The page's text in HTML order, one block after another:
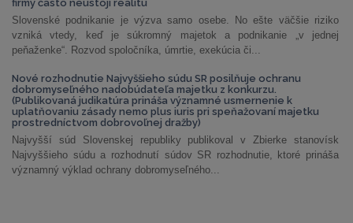
firmy často neustojí realitu
Slovenské podnikanie je výzva samo osebe. No ešte väčšie riziko
vzniká vtedy, keď je súkromný majetok a podnikanie „v jednej
peňaženke“. Rozvod spoločníka, úmrtie, exekúcia či...
Nové rozhodnutie Najvyššieho súdu SR posilňuje ochranu
dobromyseľného nadobúdateľa majetku z konkurzu.
(Publikovaná judikatúra prináša významné usmernenie k
uplatňovaniu zásady nemo plus iuris pri speňažovaní majetku
prostredníctvom dobrovoľnej dražby)
Najvyšší súd Slovenskej republiky publikoval v Zbierke stanovísk
Najvyššieho súdu a rozhodnutí súdov SR rozhodnutie, ktoré prináša
významný výklad ochrany dobromyseľného...